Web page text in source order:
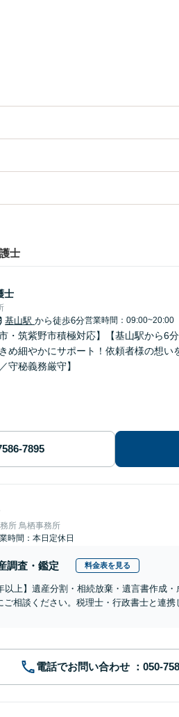
士
士
基山駅 から徒歩6分営業時間：09:00~20:00
・筑紫野市積極対応】【基山駅から
め細やかにサポート！依頼者様の想
守秘義務厳守】
所 鳥栖事務所
時間：本日定休日
調査・鑑定 料金表を見る
以上】遺産分割・相続放棄・遺言書作
ご相談ください。税理士・行政書士と連
電話でお問い合わせ